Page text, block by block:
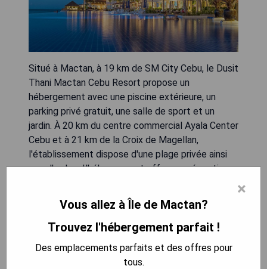
Situé à Mactan, à 19 km de SM City Cebu, le Dusit
Thani Mactan Cebu Resort propose un
hébergement avec une piscine extérieure, un
parking privé gratuit, une salle de sport et un
jardin. À 20 km du centre commercial Ayala Center
Cebu et à 21 km de la Croix de Magellan,
l'établissement dispose d'une plage privée ainsi
que d'un bar. L'hébergement offre une réception
service en chambre et une connexion Wi-Fi
gratuite dans tout l'établissement.
- Piscine extérieure relaxante
×
Vous allez à Île de Mactan?
Trouvez l'hébergement parfait !
Des emplacements parfaits et des offres pour
tous.